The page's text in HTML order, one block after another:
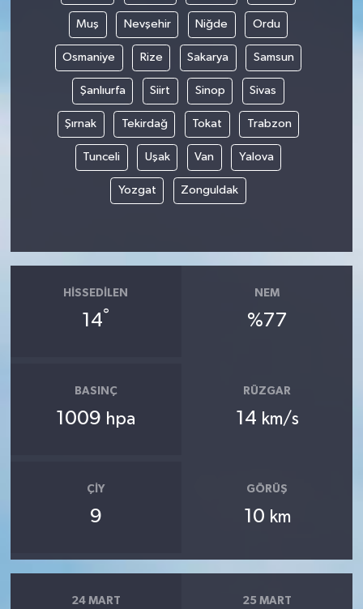
Muş Nevşehir Niğde Ordu
Osmaniye Rize Sakarya Samsun
Şanlıurfa Siirt Sinop Sivas
Şırnak Tekirdağ Tokat Trabzon
Tunceli Uşak Van Yalova
Yozgat Zonguldak
HISSEDILEN
14°
NEM
%77
BASINÇ
1009 hpa
RÜZGAR
14 km/s
ÇIY
9
GÖRÜŞ
10 km
24 MART 25 MART